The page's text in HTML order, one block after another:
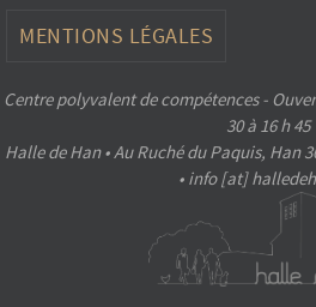
MENTIONS LÉGALES
Centre polyvalent de compétences -
30 à 16 h 45
Halle de Han • Au Ruché du Paquis, Han
• info [at]